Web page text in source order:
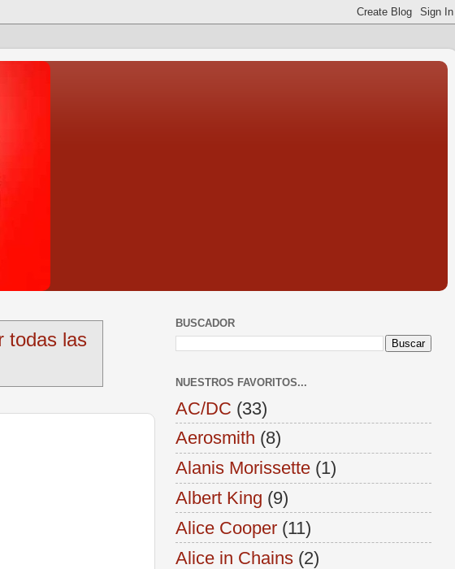
todas las
BUSCADOR
NUESTROS FAVORITOS...
AC/DC (33)
Aerosmith (8)
Alanis Morissette (1)
Albert King (9)
Alice Cooper (11)
Alice in Chains (2)